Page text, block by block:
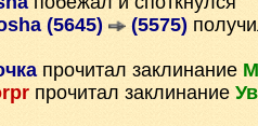
(5645) (5575)
прочитал заклинание
прочитал заклинание